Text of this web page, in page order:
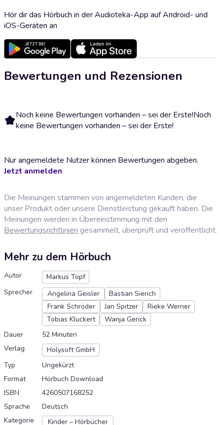
Hör dir das Hörbuch in der Audioteka-App auf Android- und
iOS-Geräten an
Bewertungen und Rezensionen
Noch keine Bewertungen vorhanden – sei der Erste!Noch
keine Bewertungen vorhanden – sei der Erste!
Nur angemeldete Nutzer können Bewertungen abgeben.
Jetzt anmelden
Die Meinungen stammen von angemeldeten Kunden, die
unser Produkt oder unsere Dienstleistung gekauft haben. Die
Meinungen werden in Übereinstimmung mit den
Bewertungsrichtlinien gesammelt, überprüft und veröffentlicht.
Mehr zu dem Hörbuch
Autor
Markus Topf
Sprecher
Angelina Geisler
Bastian Sierich
Frank Schröder
Jan Spitzer
Rieke Werner
Tobias Kluckert
Wanja Gerick
Dauer
52 Minuten
Verlag
Holysoft GmbH
Typ
Ungekürzt
Format
Hörbuch Download
ISBN
4260507168252
Sprache
Deutsch
Kategorie
Kinder – Hörbücher